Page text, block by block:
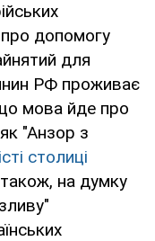
допомогу
для
РФ проживає
мова йде про
"Анзор з
столиці
на думку